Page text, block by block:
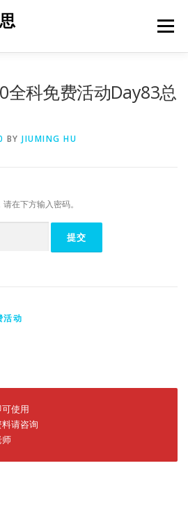
Menu
全科免费活动Day83总
BY JIUMING HU
在下方输入密码。
活动
使用
请咨询
师